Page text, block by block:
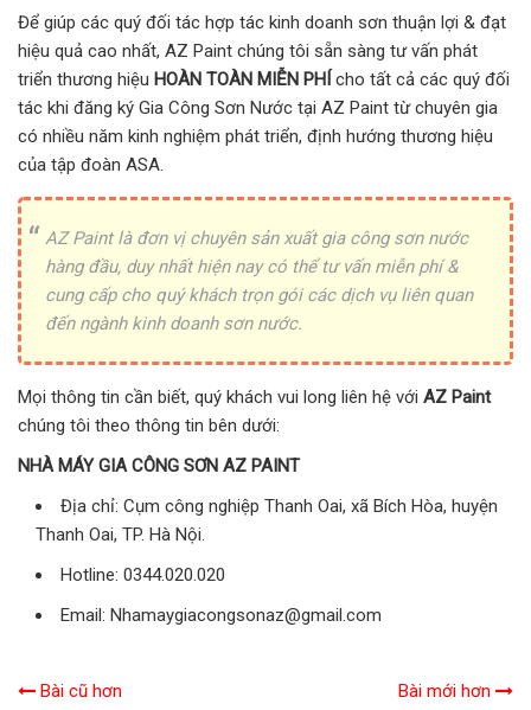
Để giúp các quý đối tác hợp tác kinh doanh sơn thuận lợi & đạt
hiệu quả cao nhất, AZ Paint chúng tôi sẵn sàng tư vấn phát
triển thương hiệu HOÀN TOÀN MIỄN PHÍ cho tất cả các quý đối
tác khi đăng ký Gia Công Sơn Nước tại AZ Paint từ chuyên gia
có nhiều năm kinh nghiệm phát triển, định hướng thương hiệu
của tập đoàn ASA.
AZ Paint là đơn vị chuyên sản xuất gia công sơn nước
hàng đầu, duy nhất hiện nay có thể tư vấn miễn phí &
cung cấp cho quý khách trọn gói các dịch vụ liên quan
đến ngành kinh doanh sơn nước.
Mọi thông tin cần biết, quý khách vui long liên hệ với AZ Paint
chúng tôi theo thông tin bên dưới:
NHÀ MÁY GIA CÔNG SƠN AZ PAINT
Địa chỉ: Cụm công nghiệp Thanh Oai, xã Bích Hòa, huyện
Thanh Oai, TP. Hà Nội.
Hotline: 0344.020.020
Email: Nhamaygiacongsonaz@gmail.com
Bài mới hơn
Bài cũ hơn